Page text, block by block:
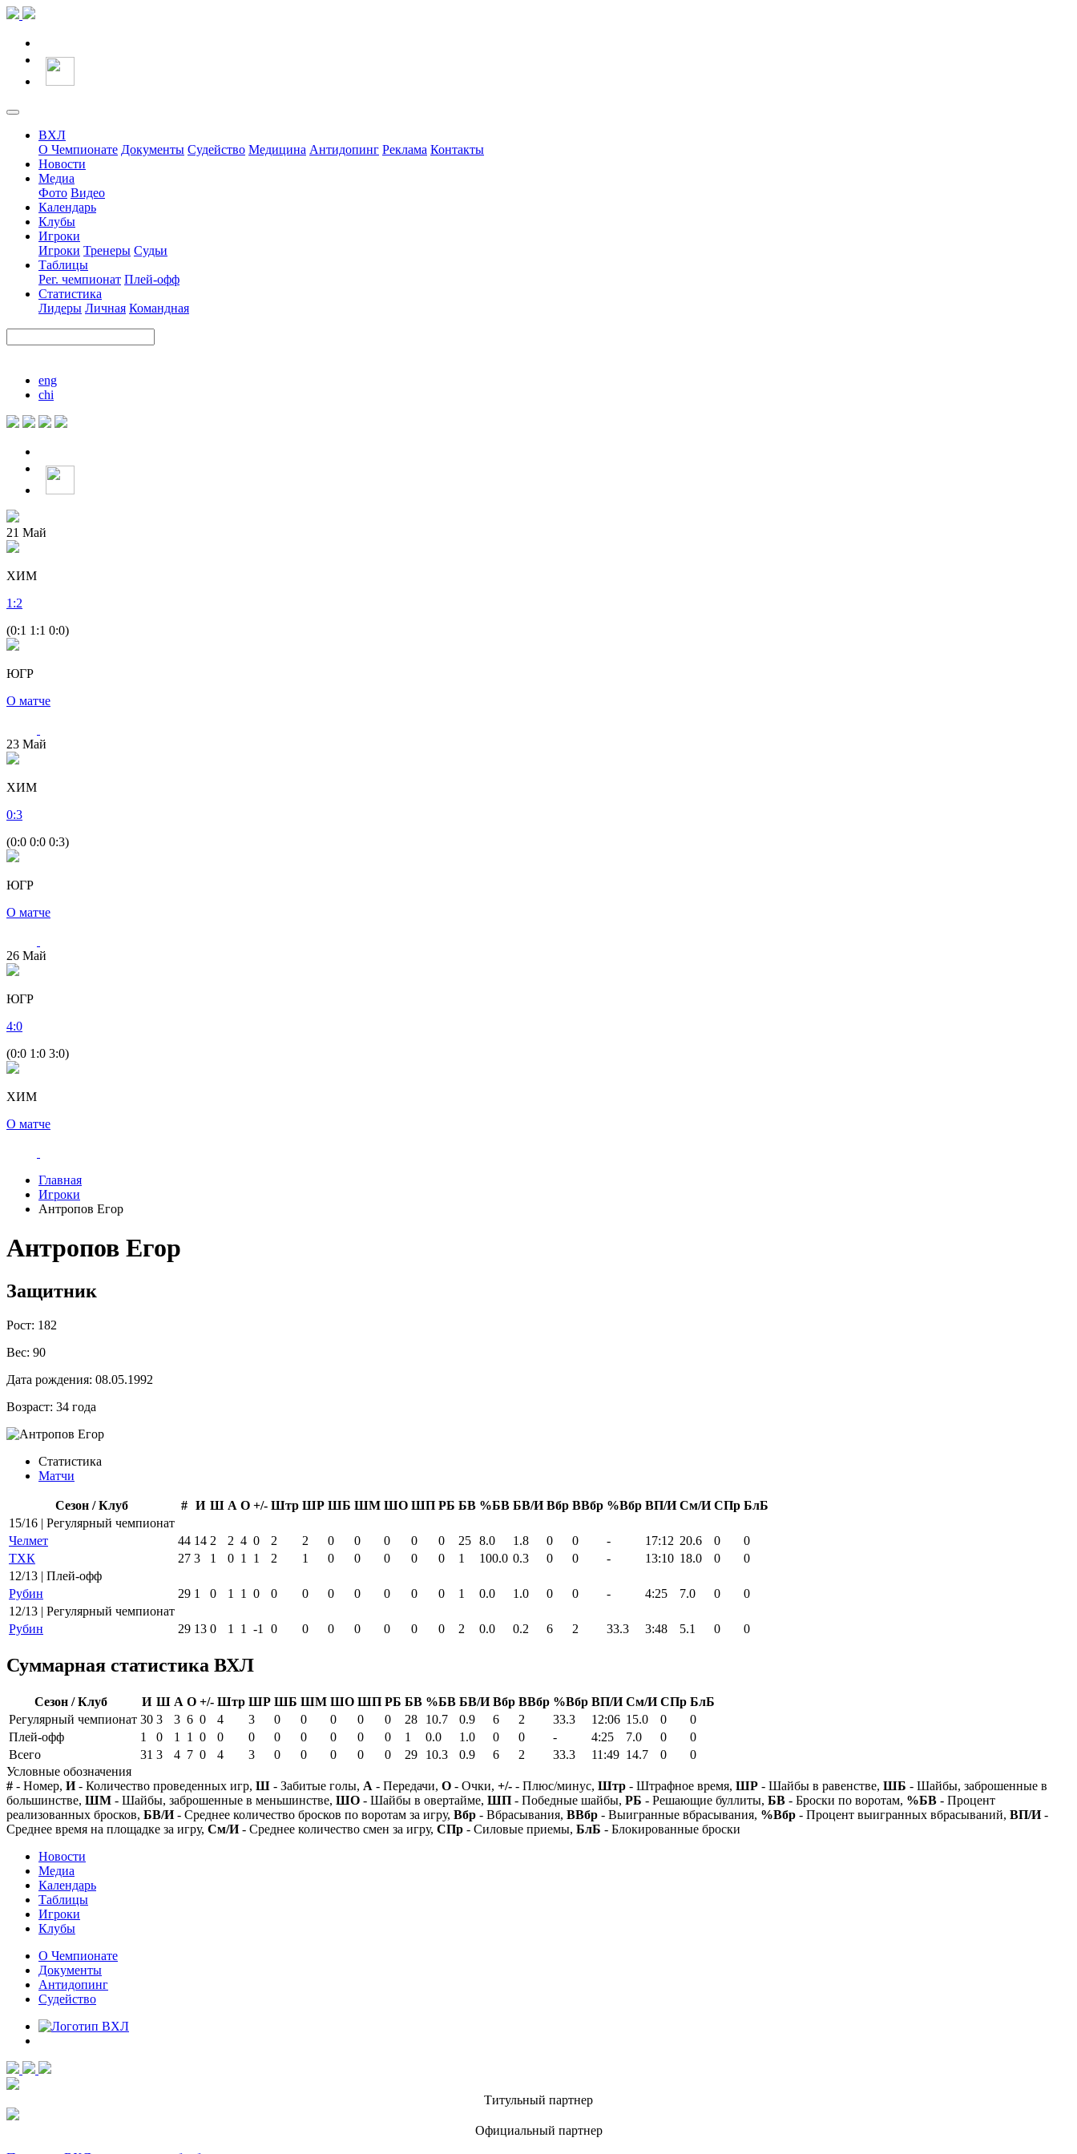
ВХЛ
О Чемпионате Документы Судейство Медицина Антидопинг Реклама Контакты
Новости
Медиа
Фото Видео
Календарь
Клубы
Игроки
Игроки Тренеры Судьи
Таблицы
Рег. чемпионат Плей-офф
Статистика
Лидеры Личная Командная
eng
chi
21 Май
ХИМ
1 :2
(0:1 1:1 0:0)
ЮГР
О матче
23 Май
ХИМ
0:3
(0:0 0:0 0:3)
ЮГР
О матче
26 Май
ЮГР
4:0
(0:0 1:0 3:0)
ХИМ
О матче
Главная
Игроки
Антропов Егор
Антропов Егор
Защитник
Рост: 182
Вес: 90
Дата рождения: 08.05.1992
Возраст: 34 года
Статистика
Матчи
Сезон / Клуб # И Ш А О +/- Штр ШР ШБ ШМ ШО ШП РБ БВ %БВ БВ/И Вбр ВВбр %Вбр ВП/И См/И СПр БлБ
15/16 | Регулярный чемпионат
Челмет
44 14 2 2 4 0 2 2 0 0 0 0 0 25 8.0 1.8 0 0 - 17:12 20.6 0
0
ТХК
27 3 1 0 1 1 2 1 0 0 0 0 0 1 100.0 0.3 0 0 - 13:10 18.0 0
0
12/13 | Плей-офф
Рубин
29 1 0 1 1 0 0 0 0 0 0 0 0 1 0.0 1.0 0 0 - 4:25 7.0 0
0
12/13 | Регулярный чемпионат
Рубин
29 13 0 1 1 -1 0 0 0 0 0 0 0 2 0.0 0.2 6 2 33.3 3:48 5.1 0 0
Суммарная статистика ВХЛ
Сезон / Клуб И Ш А О +/- Штр ШР ШБ ШМ ШО ШП РБ БВ %БВ БВ/И Вбр ВВбр %Вбр ВП/И См/И СПр БлБ
Регулярный чемпионат 30 3 3 6 0 4 3 0 0 0 0 0 28 10.7 0.9 6 2 33.3 12:06 15.0 0
0
Плей-офф
1 0 1 1 0 0 0 0 0 0 0 0 1 0.0 1.0 0 0 - 4:25 7.0 0
0
Всего
31 3 4 7 0 4 3 0 0 0 0 0 29 10.3 0.9 6 2 33.3 11:49 14.7 0
0
Условные обозначения
# - Номер, И- Количество проведенных игр, Ш - Забитые голы, А - Передачи, О - Очки, +/- - Плюс/минус, Штр - Штрафное время, ШР - Шайбы в равенстве, ШБ - Шайбы, заброшенные в
большинстве, ШМ - Шайбы, заброшенные в меньшинстве, ШО - Шайбы в овертайме, ШП - Победные шайбы, РБ - Решающие буллиты, БВ - Броски по воротам, %БВ - Процент
реализованных бросков, БВ/И- Среднее количество бросков по воротам за игру, Вбр - Вбрасывания, ВВбр - Выигранные вбрасывания, %Вбр - Процент выигранных вбрасываний, ВП/И-
Среднее время на площадке за игру, См/И- Среднее количество смен за игру, СПр - Силовые приемы, БлБ - Блокированные броски
Новости
Медиа
Календарь
Таблицы
Игроки
Клубы
О Чемпионате
Документы
Антидопинг
Судейство
Титульный партнер
Официальный партнер